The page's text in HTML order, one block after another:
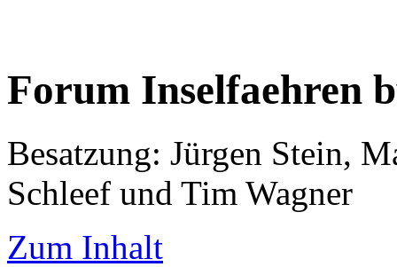
Forum Inselfaehren
Besatzung: Jürgen Stein,
Schleef und Tim Wagner
Zum Inhalt